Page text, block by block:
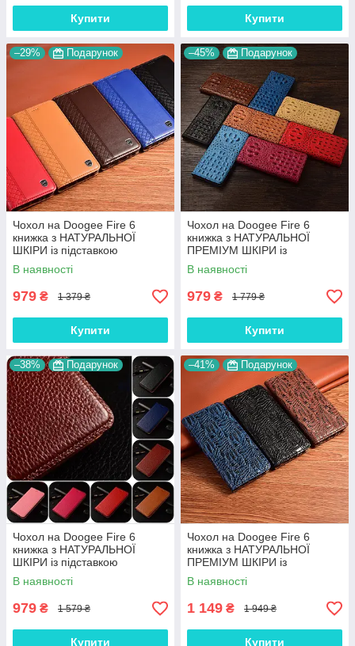
Купити Купити
–29% Подарунок
Чохол на Doogee Fire 6
книжка з НАТУРАЛЬНОЇ
ШКІРИ із підставкою
візитницею протиударний
магнітний "BOTTEGA"
В наявності
979 ₴ 1 379 ₴
Купити
–45% Подарунок
Чохол на Doogee Fire 6
книжка з НАТУРАЛЬНОЇ
ПРЕМІУМ ШКІРИ із
підставкою протиударний
магнітний 3D "CROCOHEAD"
В наявності
979 ₴ 1 779 ₴
Купити
–38% Подарунок
Чохол на Doogee Fire 6
книжка з НАТУРАЛЬНОЇ
ШКІРИ із підставкою
візитницею протиударний
магнітний "BULL"
В наявності
979 ₴ 1 579 ₴
Купити
–41% Подарунок
Чохол на Doogee Fire 6
книжка з НАТУРАЛЬНОЇ
ПРЕМІУМ ШКІРИ із
підставкою протиударний
магнітний "DRAGON"
В наявності
1 149 ₴ 1 949 ₴
Купити